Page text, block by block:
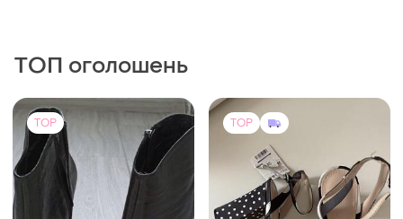
ТОП оголошень
TOP TOP